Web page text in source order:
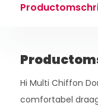
Hi Multi Chiffon
comfortabel